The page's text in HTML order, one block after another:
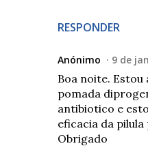
RESPONDER
Anónimo 9 de
Boa noite. Estou
pomada
antibiotico e
eficacia da
Obrigado